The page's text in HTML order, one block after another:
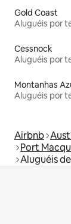
Gold Coast
Aluguéis por
Cessnock
Aluguéis por
Montanhas
Aluguéis por
Airbnb
Port
Aluguéis